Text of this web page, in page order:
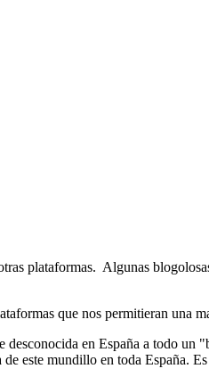
plataformas. Algunas
que nos permitieran una
desconocida en España a todo un
este mundillo en toda España.